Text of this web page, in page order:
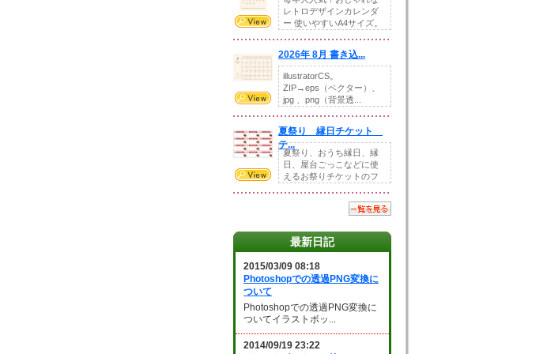
レトロデザインカレンダ
ー 使いやすいA4サイズ。
2026年 8月 書き込...
illustratorCS。
ZIP→eps（ベクター）、
jpg 、png（背景透...
夏祭り 縁日チケット
テ...
夏祭り、おうち縁日、縁
日、屋台ごっこなどに使
えるお祭りチケットのフ
最新日記
2015/03/09 08:18
Photoshopでの透過PNG変換に
ついて
Photoshopでの透過PNG変換に
ついてイラストボッ...
2014/09/19 23:22